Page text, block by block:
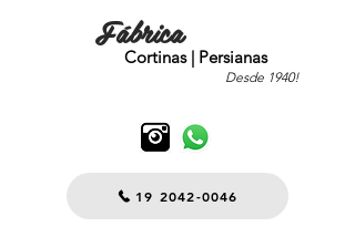
Cortinas | Persianas
Fábrica
Desde 1940!
19 2042-0046